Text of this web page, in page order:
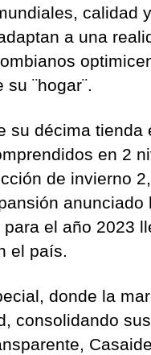
calidad
a una
¨hogar¨.
su décima tienda
en 2
de invierno
anunciado
el año 2023
el país.
donde la
consolidando